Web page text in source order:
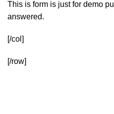
This is form is just for demo
answered.
[/col]
[/row]